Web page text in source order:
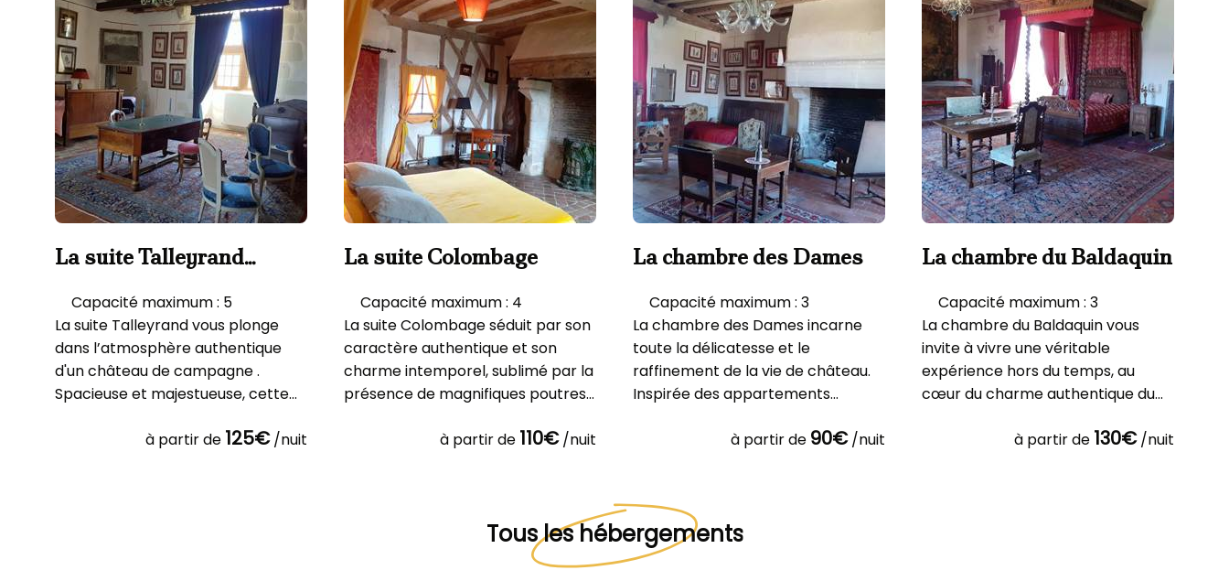
La suite Talleyrand
Capacité maximum : 5
La suite Talleyrand vous plonge
dans l’atmosphère authentique
d'un château de campagne .
Spacieuse et majestueuse, cette
à partir de 125€/nuit
La suite Colombage
Capacité maximum : 4
La suite Colombage séduit par son
caractère authentique et son
charme intemporel, sublimé par la
présence de magnifiques poutres
à partir de 110€/nuit
La chambre des Dames
Capacité maximum : 3
La chambre des Dames incarne
toute la délicatesse et le
raffinement de la vie de château.
Inspirée des appartements
à partir de 90€/nuit
La chambre du Baldaquin
Capacité maximum : 3
La chambre du Baldaquin vous
invite à vivre une véritable
expérience hors du temps, au
cœur du charme authentique du
à partir de 130€/nuit
Tous les hébergements